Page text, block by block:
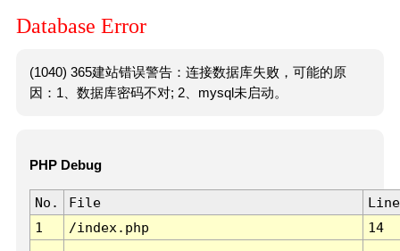
Database Error
(1040) 365建站错误警告：连接数据库失败，可能的原
因：1、数据库密码不对; 2、mysql未启动。
PHP Debug
No. File
Line
1
/index.php 14